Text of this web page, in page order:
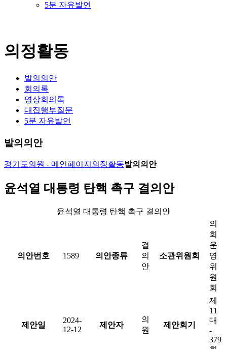
5분 자유발언
의정활동
발의의안
회의록
영상회의록
대집행부질문
5분 자유발언
발의의안
경기도의원 - 메인페이지 의정활동발의의안
윤석열 대통령 탄핵 촉구 결의안
윤석열 대통령 탄핵 촉구 결의안
의안번호 1589 의안종류
결
의
안
소관위원회
의
회
운
영
위
원
회
제안일
2024-
12-12
제안자
의
원
제안회기
제
11
대
-
379